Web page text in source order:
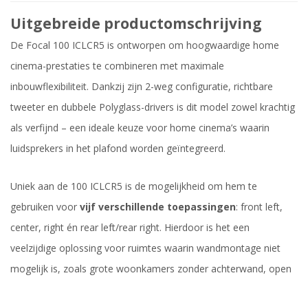
Uitgebreide productomschrijving
De Focal 100 ICLCR5 is ontworpen om hoogwaardige home
cinema-prestaties te combineren met maximale
inbouwflexibiliteit. Dankzij zijn 2-weg configuratie, richtbare
tweeter en dubbele Polyglass-drivers is dit model zowel krachtig
als verfijnd – een ideale keuze voor home cinema’s waarin
luidsprekers in het plafond worden geïntegreerd.
Uniek aan de 100 ICLCR5 is de mogelijkheid om hem te
gebruiken voor vijf verschillende toepassingen: front left,
center, right én rear left/rear right. Hierdoor is het een
veelzijdige oplossing voor ruimtes waarin wandmontage niet
mogelijk is, zoals grote woonkamers zonder achterwand, open